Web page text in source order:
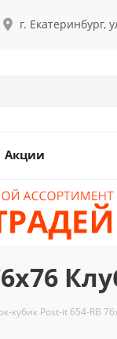
г.
Акции
кубик Post-it 654-RB